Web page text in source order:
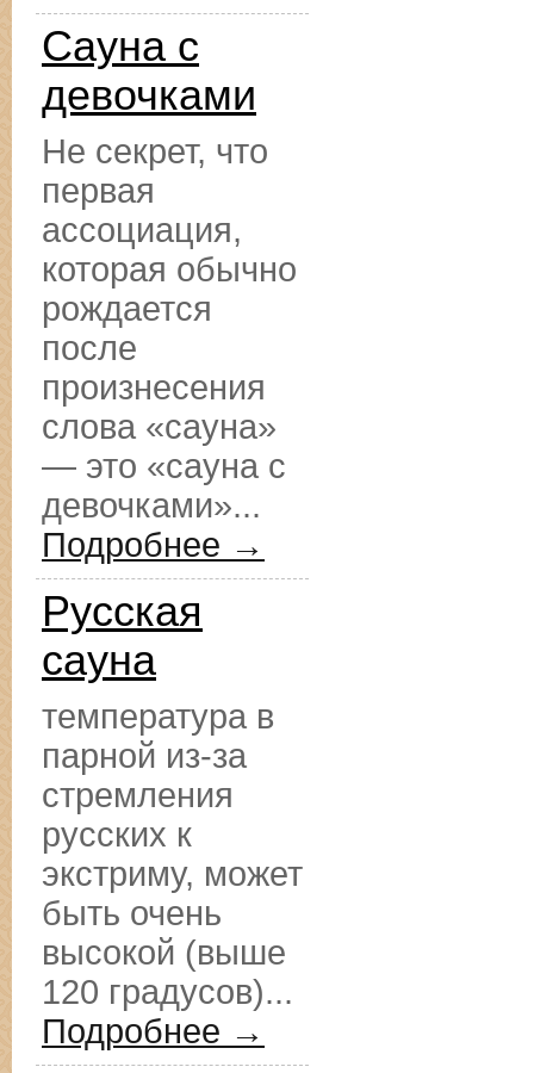
Сауна с
девочками
Не секрет, что
первая
ассоциация,
которая обычно
рождается
после
произнесения
слова «сауна»
— это «сауна с
девочками»...
Подробнее →
Русская
сауна
температура в
парной из-за
стремления
русских к
экстриму, может
быть очень
высокой (выше
120 градусов)...
Подробнее →